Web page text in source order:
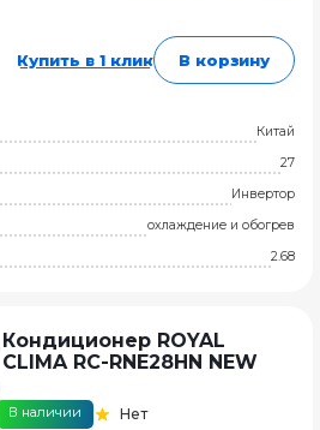
Купить в 1 клик В корзину
Китай
27
Инвертор
охлаждение и обогрев
2.68
Кондиционер ROYAL
CLIMA RC-RNE28HN NEW
В наличии Нет